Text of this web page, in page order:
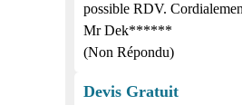
possible RDV.
Mr Dek******
(Non Répondu)
Devis Gratuit